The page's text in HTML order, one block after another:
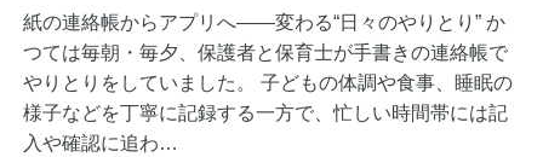
紙の連絡帳からアプリへ――変わる“日々のやりとり” か
つては毎朝・毎夕、保護者と保育士が手書きの連絡帳で
やりとりをしていました。 子どもの体調や食事、睡眠の
様子などを丁寧に記録する一方で、忙しい時間帯には記
入や確認に追わ…